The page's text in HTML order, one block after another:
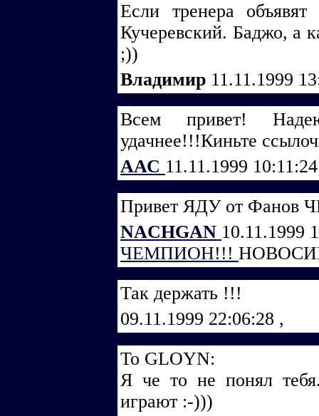
Если тренера
Кучеревский. Баджо, а
;))
Владимир 11.11.1999
Всем привет!
удачнее!!!Киньте
ААС 11.11.1999
Привет ЯДУ от Фанов
NACHGAN 10.11.1999
ЧЕМПИОН!!!
Так держать !!!
09.11.1999 22:06:28 ,
То GLOYN:
Я че то не понял
играют :-)))